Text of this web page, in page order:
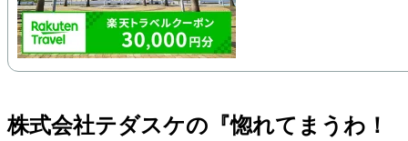
株式会社テダスケの『惚れてまうわ！